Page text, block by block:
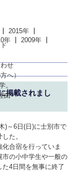
せ
へ）
。
由
2015年
年
2009年
掲載されまし
)～6日(日)に士別市で
た。
合宿を行っていま
の小中学生や一般の
4日間を無事に終了